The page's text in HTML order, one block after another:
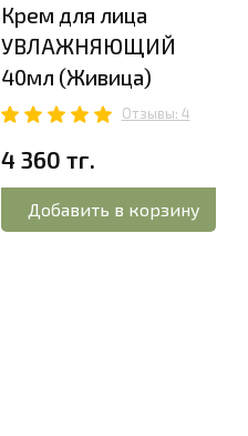
Крем для лица
УВЛАЖНЯЮЩИЙ
40мл (Живица)
Отзывы: 4
4 360 тг.
Добавить в корзину